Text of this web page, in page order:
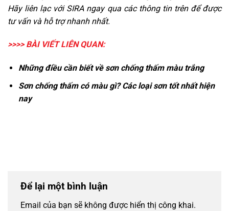
Hãy liên lạc với SIRA ngay qua các thông tin trên để được
tư vấn và hỗ trợ nhanh nhất.
>>>> BÀI VIẾT LIÊN QUAN:
Những điều cần biết về sơn chống thấm màu trắng
Sơn chống thấm có màu gì? Các loại sơn tốt nhất hiện
nay
Để lại một bình luận
Email của bạn sẽ không được hiển thị công khai.